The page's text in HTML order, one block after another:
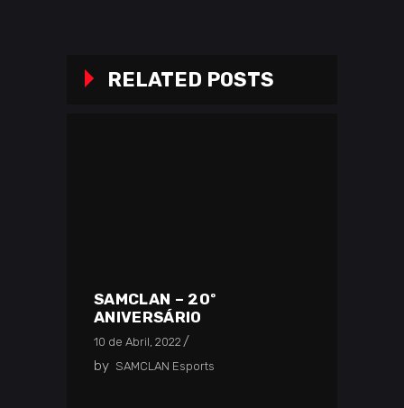
RELATED POSTS
SAMCLAN – 20º
ANIVERSÁRIO
10 de Abril, 2022
by SAMCLAN Esports